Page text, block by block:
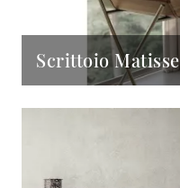
Scrittoio Matisse